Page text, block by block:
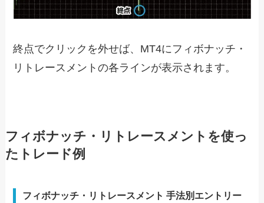
終点でクリックを外せば、MT4にフィボナッチ・
リトレースメントの各ラインが表示されます。
フィボナッチ・リトレースメントを使っ
たトレード例
フィボナッチ・リトレースメント 手法別エントリー